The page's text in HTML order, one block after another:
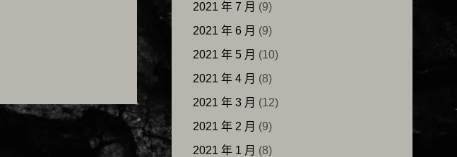
2021 年 7 月 (9)
2021 年 6 月 (9)
2021 年 5 月 (10)
2021 年 4 月 (8)
2021 年 3 月 (12)
2021 年 2 月 (9)
2021 年 1 月 (8)